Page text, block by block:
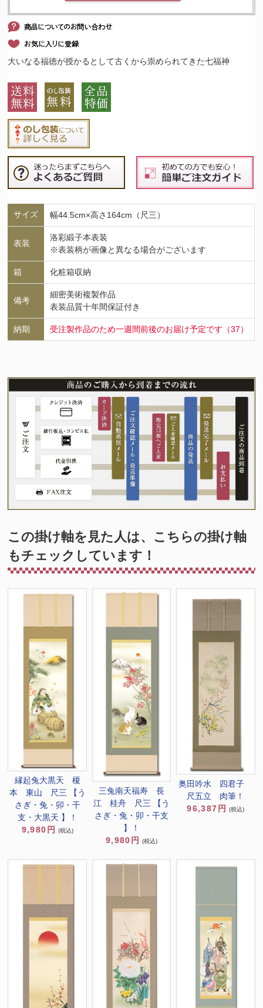
大いなる福徳が授かるとして古くから崇められてきた七福神
サイズ 幅44.5cm×高さ164cm（尺三）
表装
洛彩緞子本表装
※表装柄が画像と異なる場合がございます
箱 化粧箱収納
備考
細密美術複製作品
表装品質十年間保証付き
納期 受注製作品のため一週間前後のお届け予定です（37）
この掛け軸を見た人は、こちらの掛け軸
もチェックしています！
縁起兔大黒天 榎
本 東山 尺三 【う
さぎ・兔・卯・干
支・大黒天 】！
9,980円
(税込)
三兔南天福寿 長
江 桂舟 尺三 【う
さぎ・兔・卯・干支
】！
9,980円 (税込)
奥田吟水 四君子
尺五立 肉筆！
96,387円
(税込)